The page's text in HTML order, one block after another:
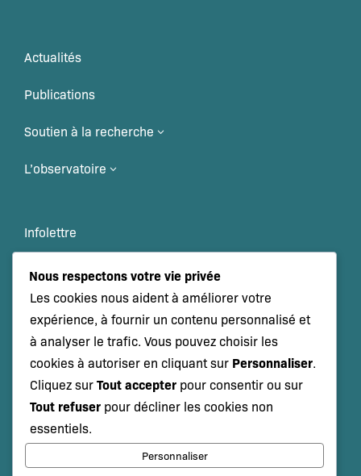
Actualités
Publications
Soutien à la recherche 3
L’observatoire 3
Infolettre
Veille scientifique
Événements
NOUS JOINDRE
Abonnez-vous à notre infolettre
Nous respectons votre vie privée
Les cookies nous aident à améliorer votre
expérience, à fournir un contenu personnalisé et
à analyser le trafic. Vous pouvez choisir les
cookies à autoriser en cliquant sur Personnaliser.
Cliquez surTout accepter pour consentir ou sur
Tout refuser pour décliner les cookies non
essentiels.
Personnaliser